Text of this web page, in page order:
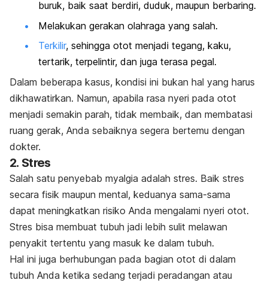
buruk, baik saat berdiri, duduk, maupun berbaring.
Melakukan gerakan olahraga yang salah.
Terkilir, sehingga otot menjadi tegang, kaku,
tertarik, terpelintir, dan juga terasa pegal.
Dalam beberapa kasus, kondisi ini bukan hal yang harus
dikhawatirkan. Namun, apabila rasa nyeri pada otot
menjadi semakin parah, tidak membaik, dan membatasi
ruang gerak, Anda sebaiknya segera bertemu dengan
dokter.
2. Stres
Salah satu penyebab myalgia adalah stres. Baik stres
secara fisik maupun mental, keduanya sama-sama
dapat meningkatkan risiko Anda mengalami nyeri otot.
Stres bisa membuat tubuh jadi lebih sulit melawan
penyakit tertentu yang masuk ke dalam tubuh.
Hal ini juga berhubungan pada bagian otot di dalam
tubuh Anda ketika sedang terjadi peradangan atau